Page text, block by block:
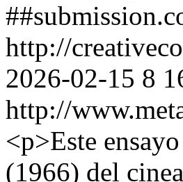
http://
2026-02-15 8
http://
<p>Este
(1966) del